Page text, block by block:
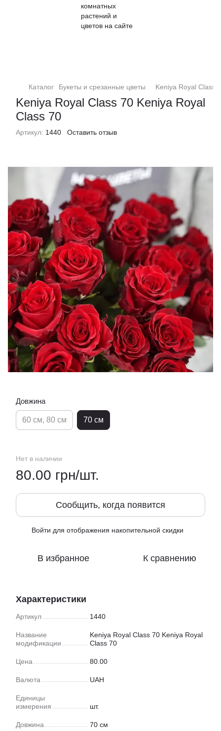
Каталог Букеты и срезанные цветы Keniya Royal Class
Keniya Royal Class 70 Keniya Royal
Class 70
Артикул: 1440 Оставить отзыв
Довжина
60 см, 80 см 70 см
Нет в наличии
80.00 грн/шт.
Сообщить, когда появится
Войти для отображения накопительной скидки
В избранное К сравнению
Характеристики
Артикул 1440
Название
модификации
Keniya Royal Class 70 Keniya Royal
Class 70
Цена 80.00
Валюта UAH
Единицы
измерения
шт.
Довжина 70 см